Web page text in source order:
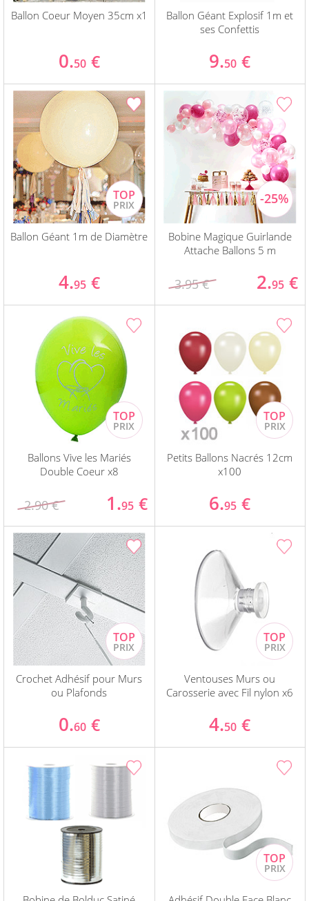
Ballon Coeur Moyen 35cm x1
0.50 €
Ballon Géant Explosif 1m et
ses Confettis
9.50 €
Ballon Géant 1m de Diamètre
4.95 €
Bobine Magique Guirlande
Attache Ballons 5 m
3.95 € 2.95 €
Ballons Vive les Mariés
Double Coeur x8
2.90 € 1.95 €
Petits Ballons Nacrés 12cm
x100
6.95 €
Crochet Adhésif pour Murs
ou Plafonds
0.60 €
Ventouses Murs ou
Carosserie avec Fil nylon x6
4.50 €